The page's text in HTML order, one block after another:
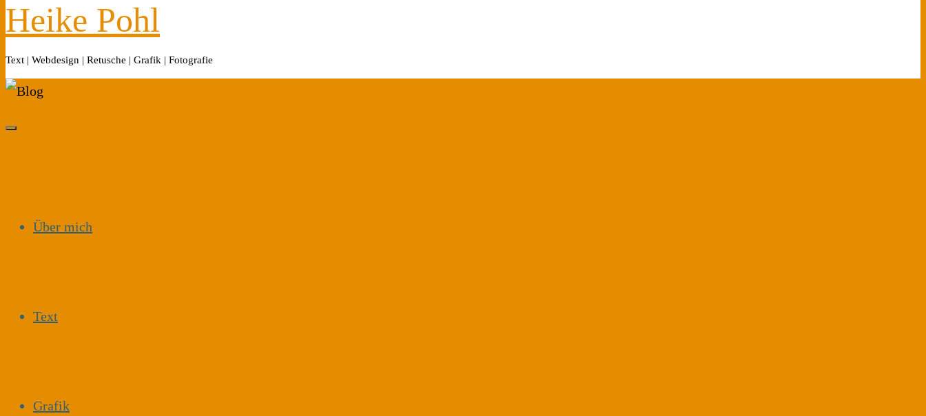
Heike Pohl
Text | Webdesign | Retusche | Grafik | Fotografie
Über mich
Text
Grafik